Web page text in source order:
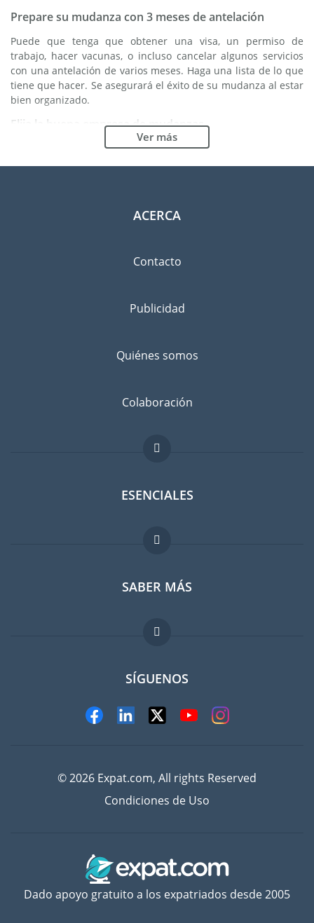
Prepare su mudanza con 3 meses de antelación
Puede que tenga que obtener una visa, un permiso de
trabajo, hacer vacunas, o incluso cancelar algunos servicios
con una antelación de varios meses. Haga una lista de lo que
tiene que hacer. Se asegurará el éxito de su mudanza al estar
bien organizado.
Elija la buena empresa de mudanzas
Los servicios de una buena empresa de mudanzas son
esenciales para cualquier proyecto de expatriación a Serbia.
internos de calidad, la variedad de paquetes de envoltura
Separe los bienes que desea llevar a Serbia de los que va a
de llevarlas con usted?
No existe el riesgo cero. Suscribir un seguro contra daños
Ver más
ACERCA
Contacto
Publicidad
Quiénes somos
Colaboración
ESENCIALES
Foro para expatriados
Guia para expatriados
Trabajos en el extranjero
SABER MÁS
FAQ
SÍGUENOS
© 2026 Expat.com, All rights Reserved
Condiciones de Uso
Dado apoyo gratuito a los expatriados desde 2005